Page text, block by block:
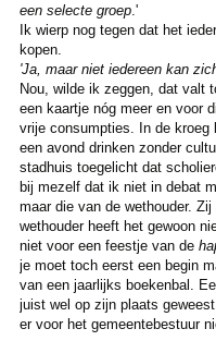
een selecte groep.'
Ik wierp nog tegen dat het
kopen.
'Ja, maar niet iedereen kan
Nou, wilde ik zeggen, dat valt
een kaartje nóg meer en voor
vrije consumpties. In de kroeg
een avond drinken zonder
stadhuis toegelicht dat
bij mezelf dat ik niet in debat
maar die van de wethouder.
wethouder heeft het gewoon
niet voor een feestje van de
je moet toch eerst een begin
van een jaarlijks boekenbal.
juist wel op zijn plaats
er voor het gemeentebestuur